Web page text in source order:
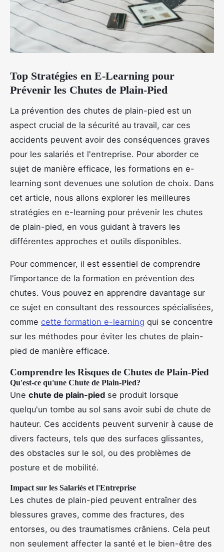
Top Stratégies en E-Learning pour
Prévenir les Chutes de Plain-Pied
La prévention des chutes de plain-pied est un
aspect crucial de la sécurité au travail, car ces
accidents peuvent avoir des conséquences graves
pour les salariés et l'entreprise. Pour aborder ce
sujet de manière efficace, les formations en e-
learning sont devenues une solution de choix. Dans
cet article, nous allons explorer les meilleures
stratégies en e-learning pour prévenir les chutes
de plain-pied, en vous guidant à travers les
différentes approches et outils disponibles.
Pour commencer, il est essentiel de comprendre
l'importance de la formation en prévention des
chutes. Vous pouvez en apprendre davantage sur
ce sujet en consultant des ressources spécialisées,
comme cette formation e-learning qui se concentre
sur les méthodes pour éviter les chutes de plain-
pied de manière efficace.
Comprendre les Risques de Chutes de Plain-Pied
Qu'est-ce qu'une Chute de Plain-Pied?
Une chute de plain-pied se produit lorsque
quelqu'un tombe au sol sans avoir subi de chute de
hauteur. Ces accidents peuvent survenir à cause de
divers facteurs, tels que des surfaces glissantes,
des obstacles sur le sol, ou des problèmes de
posture et de mobilité.
Impact sur les Salariés et l'Entreprise
Les chutes de plain-pied peuvent entraîner des
blessures graves, comme des fractures, des
entorses, ou des traumatismes crâniens. Cela peut
non seulement affecter la santé et le bien-être des